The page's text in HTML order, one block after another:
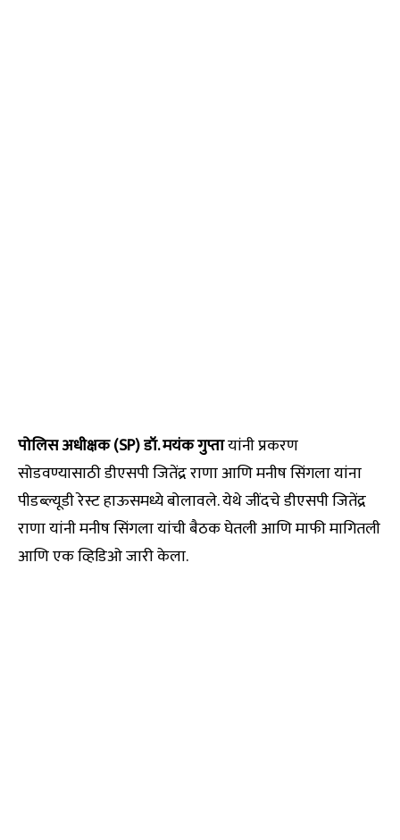
पोलिस अधीक्षक (SP) डॉ. मयंक गुप्तायांनी प्रकरण
सोडवण्यासाठी डीएसपी जितेंद्र राणा आणि मनीष सिंगला यांना
पीडब्ल्यूडी रेस्ट हाऊसमध्ये बोलावले. येथे जींदचे डीएसपी जितेंद्र
राणा यांनी मनीष सिंगला यांची बैठक घेतली आणि माफी मागितली
आणि एक व्हिडिओ जारी केला.